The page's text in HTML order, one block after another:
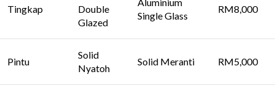
Tingkap
Double
Glazed
Aluminium
Single Glass
RM8,000
Pintu
Solid
Nyatoh
Solid Meranti RM5,000